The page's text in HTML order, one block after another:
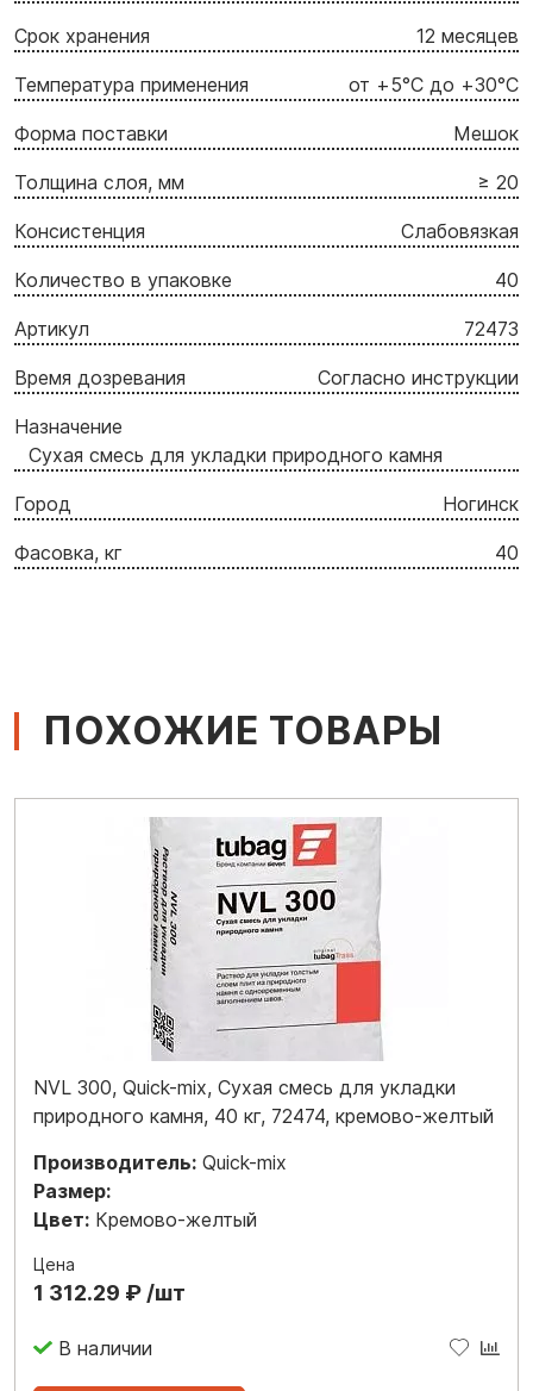
Срок хранения 12 месяцев
Температура применения от +5°C до +30°C
Форма поставки Мешок
Толщина слоя, мм ≥ 20
Консистенция Слабовязкая
Количество в упаковке 40
Артикул 72473
Время дозревания Согласно инструкции
Назначение
Сухая смесь для укладки природного камня
Город Ногинск
Фасовка, кг 40
ПОХОЖИЕ ТОВАРЫ
NVL 300, Quick-mix, Сухая смесь для укладки
природного камня, 40 кг, 72474, кремово-желтый
Производитель: Quick-mix
Размер:
Цвет: Кремово-желтый
Цена
1 312.29 ₽ /шт
В наличии